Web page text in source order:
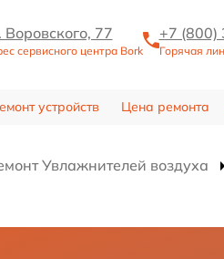
Воровского, 77
сервисного центра Bork
+7
Горячая
устройств Цена ремонта
Увлажнителей воздуха